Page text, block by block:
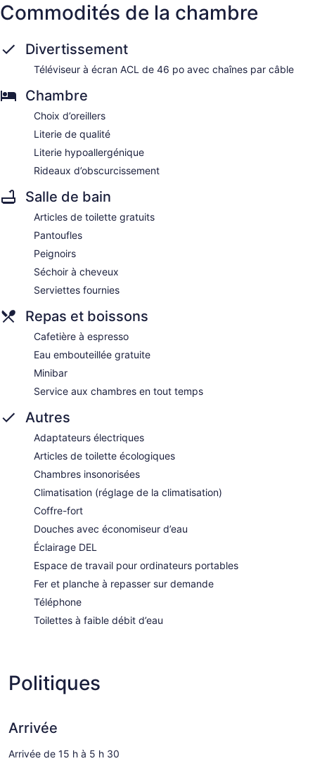
Commodités de la chambre
Divertissement
Téléviseur à écran ACL de 46 po avec chaînes par câble
Chambre
Choix d’oreillers
Literie de qualité
Literie hypoallergénique
Rideaux d’obscurcissement
Salle de bain
Articles de toilette gratuits
Pantoufles
Peignoirs
Séchoir à cheveux
Serviettes fournies
Repas et boissons
Cafetière à espresso
Eau embouteillée gratuite
Minibar
Service aux chambres en tout temps
Autres
Adaptateurs électriques
Articles de toilette écologiques
Chambres insonorisées
Climatisation (réglage de la climatisation)
Coffre-fort
Douches avec économiseur d’eau
Éclairage DEL
Espace de travail pour ordinateurs portables
Fer et planche à repasser sur demande
Téléphone
Toilettes à faible débit d’eau
Politiques
Arrivée
Arrivée de 15 h à 5 h 30